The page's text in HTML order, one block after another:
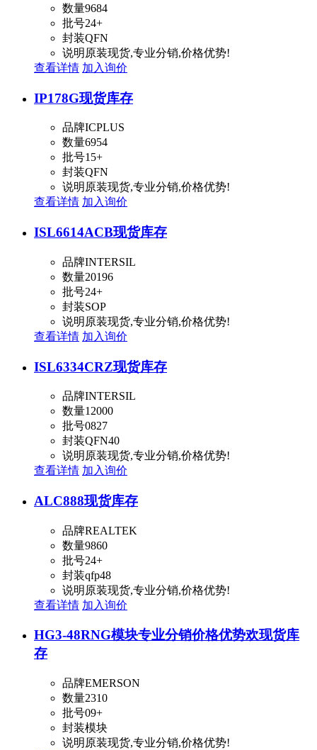
数量9684
批号24+
封装QFN
说明 原装现货,专业分销,价格优势!
查看详情 加入询价
IP178G现货库存
品牌ICPLUS
数量6954
批号15+
封装QFN
说明 原装现货,专业分销,价格优势!
查看详情 加入询价
ISL6614ACB现货库存
品牌INTERSIL
数量20196
批号24+
封装SOP
说明 原装现货,专业分销,价格优势!
查看详情 加入询价
ISL6334CRZ现货库存
品牌INTERSIL
数量12000
批号0827
封装QFN40
说明 原装现货,专业分销,价格优势!
查看详情 加入询价
ALC888现货库存
品牌REALTEK
数量9860
批号24+
封装qfp48
说明 原装现货,专业分销,价格优势!
查看详情 加入询价
HG3-48RNG模块专业分销价格优势欢现货库
存
品牌EMERSON
数量2310
批号09+
封装模块
说明 原装现货,专业分销,价格优势!